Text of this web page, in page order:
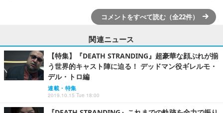
コメントをすべて読む（全22件）
関連ニュース
【特集】『DEATH STRANDING』超豪華な顔ぶれが揃
う世界的キャスト陣に迫る！ デッドマン役ギレルモ・
デル・トロ編
連載・特集
2019.10.15 Tue 18:00